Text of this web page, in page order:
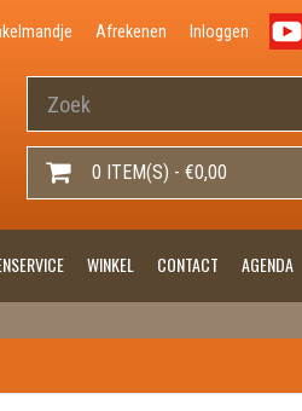
Afrekenen Inloggen
0 ITEM(S) - €0,00
WINKEL CONTACT AGENDA